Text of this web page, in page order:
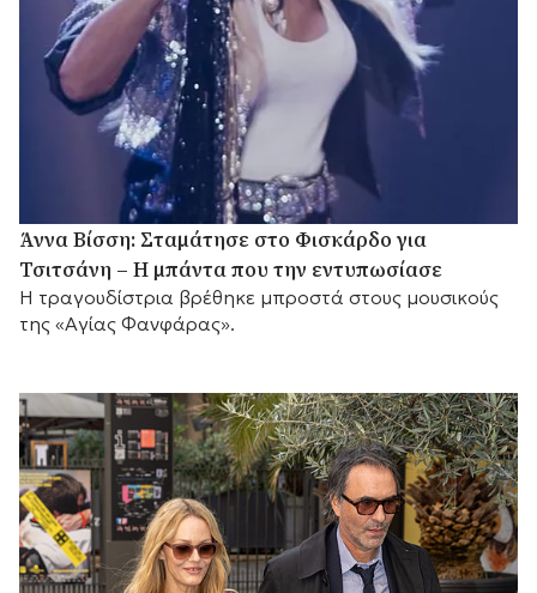
Άννα Βίσση: Σταμάτησε στο Φισκάρδο για
Τσιτσάνη – Η μπάντα που την εντυπωσίασε
Η τραγουδίστρια βρέθηκε μπροστά στους μουσικούς
της «Αγίας Φανφάρας».